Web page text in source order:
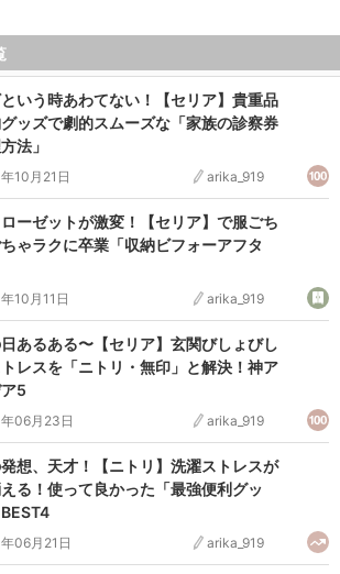
いう時あわてない！【セリア】貴重品
ッズで劇的スムーズな「家族の診察券
法」
10月21日 arika_919
ーゼットが激変！【セリア】で服ごち
ゃラクに卒業「収納ビフォーアフタ
10月11日 arika_919
あるある〜【セリア】玄関びしょびし
トレスを「ニトリ・無印」と解決！神ア
5
06月23日 arika_919
想、天才！【ニトリ】洗濯ストレスが
る！使って良かった「最強便利グッ
06月21日 arika_919